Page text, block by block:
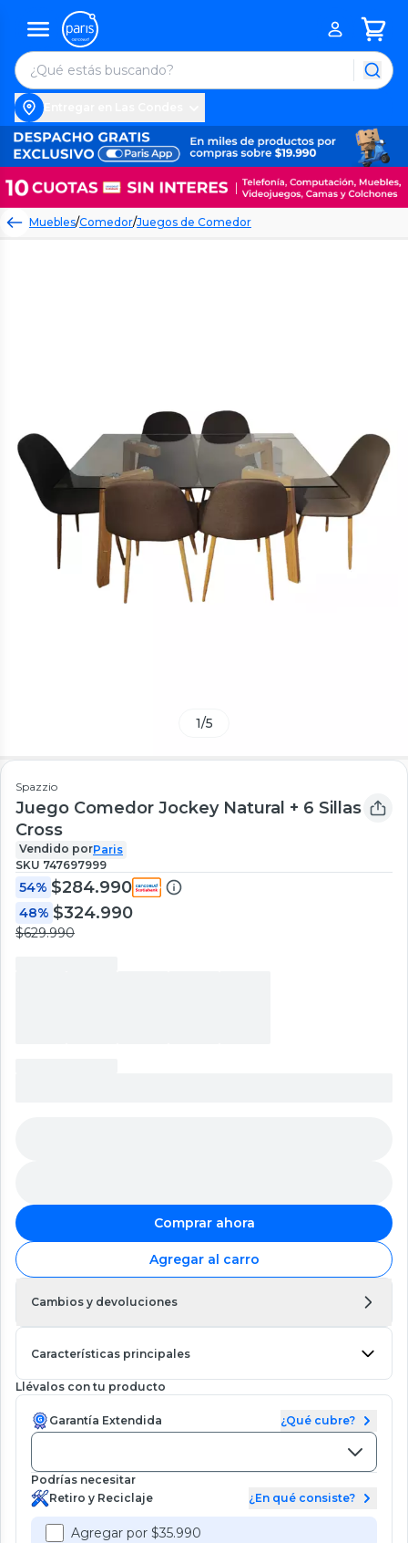
Muebles/Comedor/Juegos de Comedor
1/5
Spazzio
Juego Comedor Jockey Natural + 6 Sillas
Cross
Vendido porParis
SKU 747697999
54% $284.990
48% $324.990
$629.990
Comprar ahora
Agregar al carro
Cambios y devoluciones
Características principales
Llévalos con tu producto
Garantía Extendida ¿Qué cubre?
Podrías necesitar
Retiro y Reciclaje
¿En qué consiste?
Agregar por $35.990